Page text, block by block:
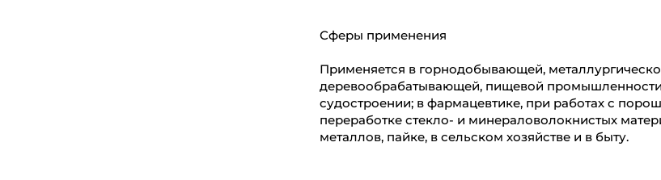
Сферы применения
Применяется в горнодобывающей,
деревообрабатывающей, пищевой
судостроении; в фармацевтике, при работах с
переработке стекло- и минераловолокнистых
металлов, пайке, в сельском хозяйстве и в быту.